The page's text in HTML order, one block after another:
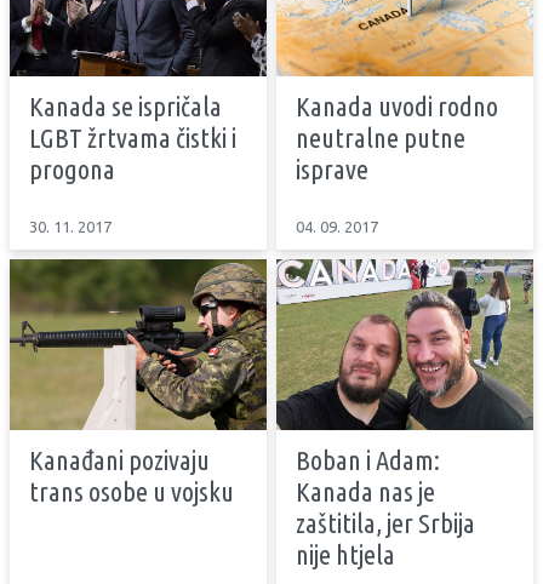
Kanada se ispričala
LGBT žrtvama čistki i
progona
30. 11. 2017
Kanada uvodi rodno
neutralne putne
isprave
04. 09. 2017
Kanađani pozivaju
trans osobe u vojsku
Boban i Adam:
Kanada nas je
zaštitila, jer Srbija
nije htjela